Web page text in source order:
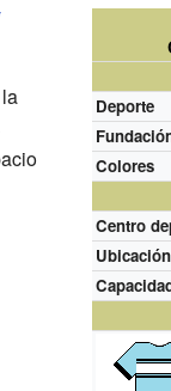
Deporte
Colores
Centro
Ubicación